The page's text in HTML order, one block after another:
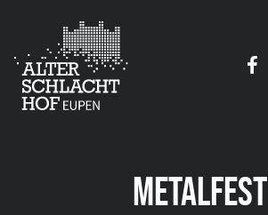
METALFEST